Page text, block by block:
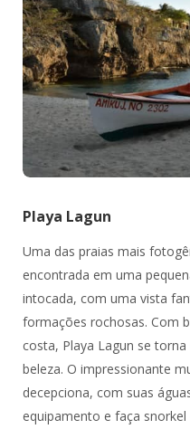
Playa Lagun
Uma das praias mais
encontrada em uma
intocada, com uma vista
formações rochosas. Com
costa, Playa Lagun se
beleza. O impressionante
decepciona, com suas
equipamento e faça